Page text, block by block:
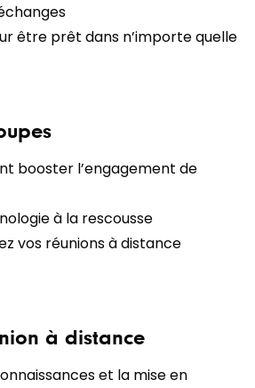
être prêt dans n’importe quelle
booster l’engagement de
à la rescousse
vos réunions à distance
à distance
et la mise en